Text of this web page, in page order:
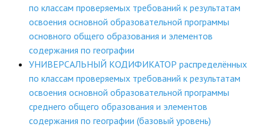
В ПОМОЩЬ УЧИТЕЛЮ
Организация УВП
ГИА
Карта ГИА РК
Советуем прочитать
по классам проверяемых требований к результатам
освоения основной образовательной программы
основного общего образования и элементов
содержания по географии
УНИВЕРСАЛЬНЫЙ КОДИФИКАТОР распределённых
по классам проверяемых требований к результатам
освоения основной образовательной программы
среднего общего образования и элементов
содержания по географии (базовый уровень)